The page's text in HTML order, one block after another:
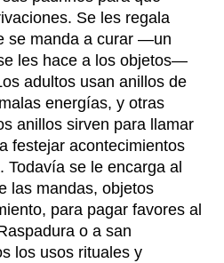
Se les regala
se manda a curar —un
les hace a los objetos—
adultos usan anillos de
energías, y otras
anillos sirven para llamar
festejar acontecimientos
Todavía se le encarga al
las mandas, objetos
para pagar favores al
o a san
los usos rituales y